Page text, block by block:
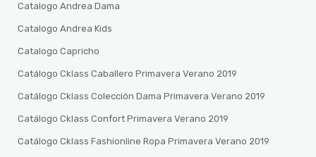
Catalogo Andrea Dama
Catalogo Andrea Kids
Catalogo Capricho
Catálogo Cklass Caballero Primavera Verano 2019
Catálogo Cklass Colección Dama Primavera Verano 2019
Catálogo Cklass Confort Primavera Verano 2019
Catálogo Cklass Fashionline Ropa Primavera Verano 2019